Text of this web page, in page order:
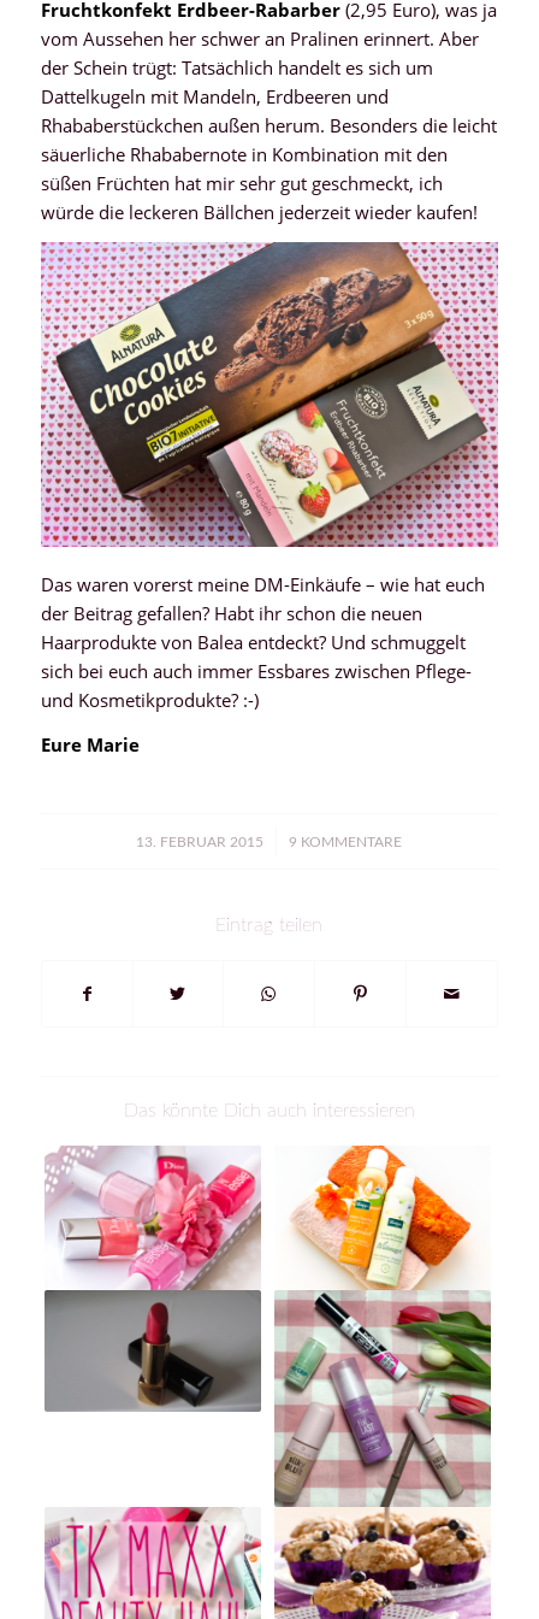
Fruchtkonfekt Erdbeer-Rabarber(2,95 Euro), was ja
vom Aussehen her schwer an Pralinen erinnert. Aber
der Schein trügt: Tatsächlich handelt es sich um
Dattelkugeln mit Mandeln, Erdbeeren und
Rhababerstückchen außen herum. Besonders die leicht
säuerliche Rhababernote in Kombination mit den
süßen Früchten hat mir sehr gut geschmeckt, ich
würde die leckeren Bällchen jederzeit wieder kaufen!
Das waren vorerst meine DM-Einkäufe – wie hat euch
der Beitrag gefallen? Habt ihr schon die neuen
Haarprodukte von Balea entdeckt? Und schmuggelt
sich bei euch auch immer Essbares zwischen Pflege-
und Kosmetikprodukte? :-)
Eure Marie
13. FEBRUAR 2015
/ 9 KOMMENTARE
Eintrag teilen
Das könnte Dich auch interessieren